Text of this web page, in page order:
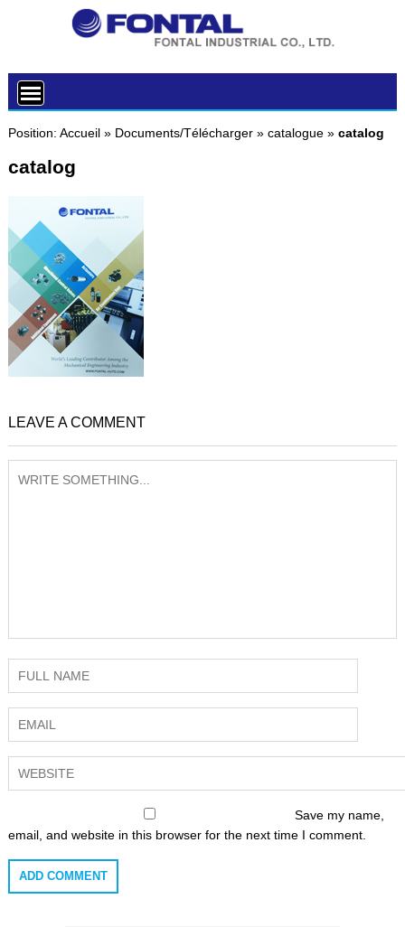
Position:Accueil » Documents/Télécharger »catalogue »catalog
catalog
LEAVE A COMMENT
Save my name,
email, and website in this browser for the next time I comment.